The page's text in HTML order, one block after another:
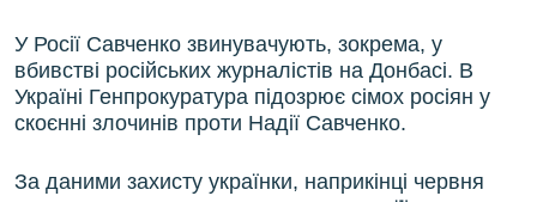
У Росії Савченко звинувачують, зокрема, у
вбивстві російських журналістів на Донбасі. В
Україні Генпрокуратура підозрює сімох росіян у
скоєнні злочинів проти Надії Савченко.
За даними захисту українки, наприкінці червня